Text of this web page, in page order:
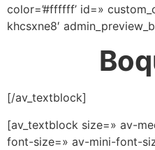
color=’#ffffff’ id=»
khcsxne8′
[/av_textblock]
[av_textblock size=» av-
font-size=» av-mini-font-